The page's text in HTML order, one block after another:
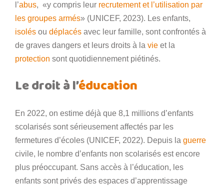
l’abus, «y compris leur recrutement et l’utilisation par
les groupes armés» (UNICEF, 2023). Les enfants,
isolés ou déplacés avec leur famille, sont confrontés à
de graves dangers et leurs droits à la vie et la
protection sont quotidiennement piétinés.
Le droit à l’éducation
En 2022, on estime déjà que 8,1 millions d’enfants
scolarisés sont sérieusement affectés par les
fermetures d’écoles (UNICEF, 2022). Depuis la guerre
civile, le nombre d’enfants non scolarisés est encore
plus préoccupant. Sans accès à l’éducation, les
enfants sont privés des espaces d’apprentissage